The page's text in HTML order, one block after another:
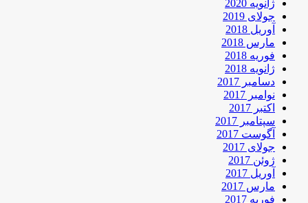
ژانویه 2020
جولای 2019
آوریل 2018
مارس 2018
فوریه 2018
ژانویه 2018
دسامبر 2017
نوامبر 2017
اکتبر 2017
سپتامبر 2017
آگوست 2017
جولای 2017
ژوئن 2017
آوریل 2017
مارس 2017
فوریه 2017